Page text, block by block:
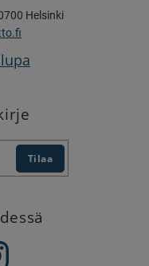
Helsinki